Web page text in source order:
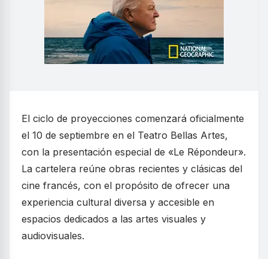
El ciclo de proyecciones comenzará oficialmente
el 10 de septiembre en el Teatro Bellas Artes,
con la presentación especial de «Le Répondeur».
La cartelera reúne obras recientes y clásicas del
cine francés, con el propósito de ofrecer una
experiencia cultural diversa y accesible en
espacios dedicados a las artes visuales y
audiovisuales.